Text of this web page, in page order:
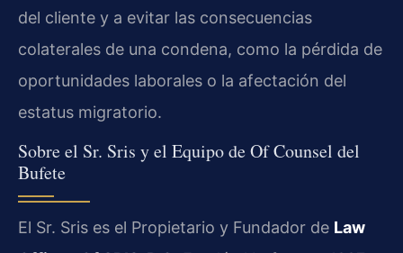
del cliente y a evitar las consecuencias
colaterales de una condena, como la pérdida de
oportunidades laborales o la afectación del
estatus migratorio.
Sobre el Sr. Sris y el Equipo de Of Counsel del
Bufete
El Sr. Sris es el Propietario y Fundador de Law